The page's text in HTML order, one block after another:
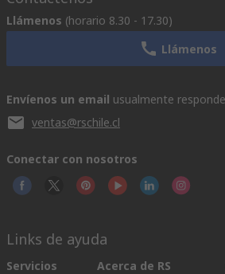
Llámenos (horario 8.30 - 17.30)
Llámenos
Envíenos un email usualmente
ventas@rschile.cl
Conectar con nosotros
Links de ayuda
Servicios
Acerca de RS